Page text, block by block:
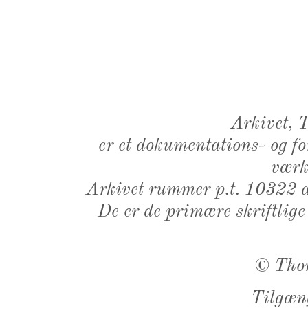
Arkivet,
er et dokumentations- og
Arkivet rummer p.t. 10322
De er de primære
©